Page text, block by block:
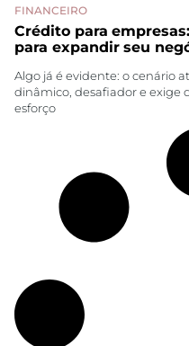
FINANCEIRO
Crédito para
para expandir seu
Algo já é evidente: o cenário
dinâmico, desafiador e exige
esforço